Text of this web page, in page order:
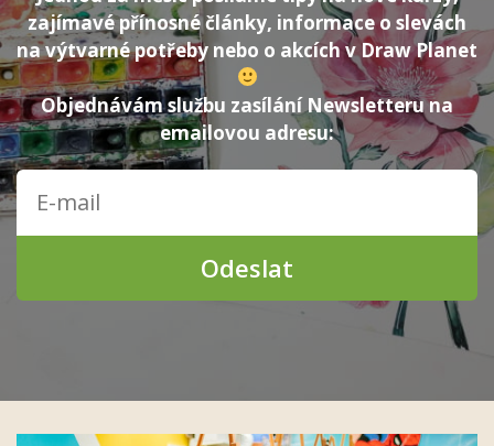
zajímavé přínosné články, informace o slevách
na výtvarné potřeby nebo o akcích v Draw Planet
Objednávám službu zasílání Newsletteru na
emailovou adresu:
Odeslat